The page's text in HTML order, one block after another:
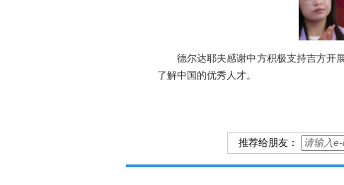
德尔达耶夫感谢中方积极支持吉方开
了解中国的优秀人才。
推荐给朋友：